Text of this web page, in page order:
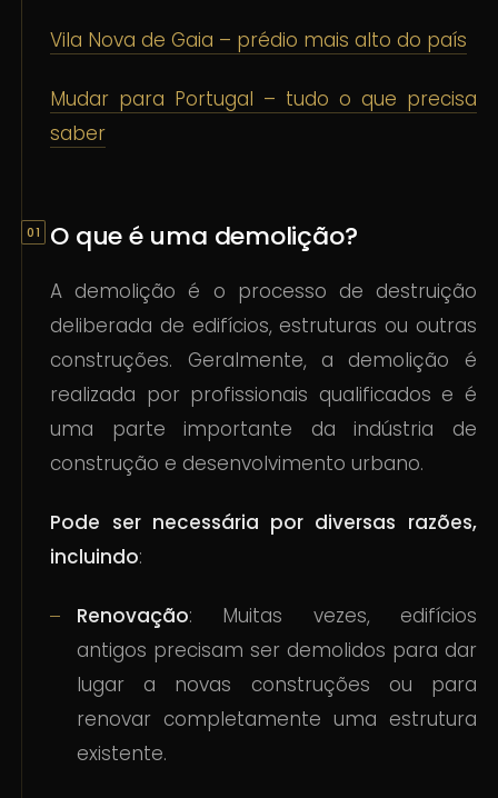
Vila Nova de Gaia – prédio mais alto do país
Mudar para Portugal – tudo o que precisa
saber
O que é uma demolição?
A demolição é o processo de destruição
deliberada de edifícios, estruturas ou outras
construções. Geralmente, a demolição é
realizada por profissionais qualificados e é
uma parte importante da indústria de
construção e desenvolvimento urbano.
Pode ser necessária por diversas razões,
incluindo:
Renovação: Muitas vezes, edifícios
antigos precisam ser demolidos para dar
lugar a novas construções ou para
renovar completamente uma estrutura
existente.